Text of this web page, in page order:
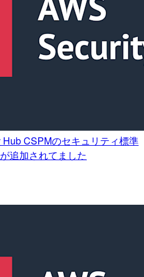
CSPMのセキュリティ標準
追加されてました